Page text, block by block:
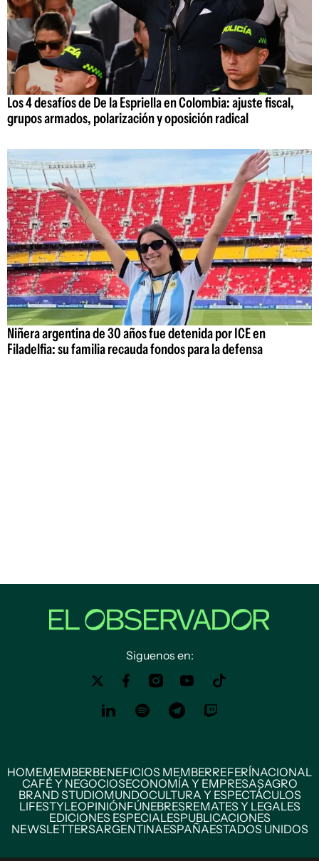
Los 4 desafíos de De la Espriella en Colombia: ajuste fiscal,
grupos armados, polarización y oposición radical
Niñera argentina de 30 años fue detenida por ICE en
Filadelfia: su familia recauda fondos para la defensa
Siguenos en:
HOMEMEMBERBENEFICIOS MEMBERREFERÍNACIONAL
CAFÉ Y NEGOCIOSECONOMÍA Y EMPRESASAGRO
BRAND STUDIOMUNDOCULTURA Y ESPECTÁCULOS
LIFESTYLEOPINIÓNFÚNEBRESREMATES Y LEGALES
EDICIONES ESPECIALESPUBLICACIONES
NEWSLETTERSARGENTINAESPAÑAESTADOS UNIDOS